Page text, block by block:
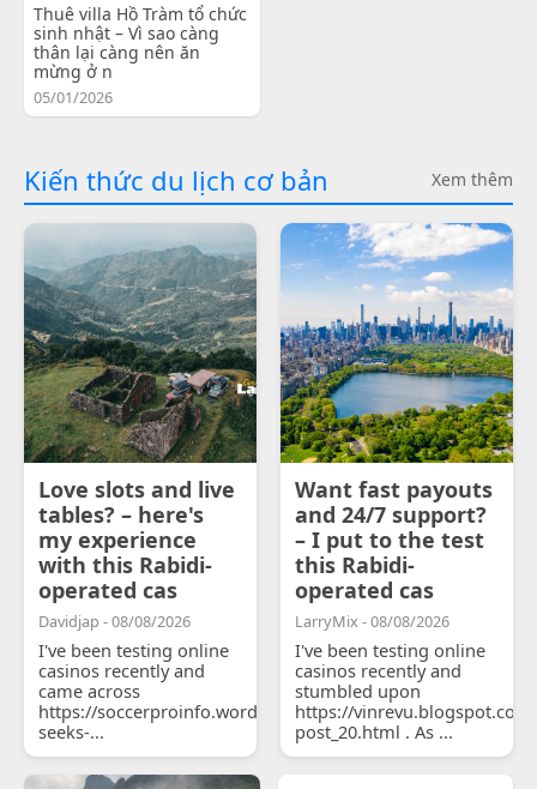
Thuê villa Hồ Tràm tổ chức
sinh nhật – Vì sao càng
thân lại càng nên ăn
mừng ở n
05/01/2026
Kiến thức du lịch cơ bản Xem thêm
Love slots and live
tables? – here's
my experience
with this Rabidi-
operated cas
Davidjap - 08/08/2026
I've been testing online
casinos recently and
came across
https://soccerproinfo.wordpress.com/2026/07/11/courtois-
seeks-...
Want fast payouts
and 24/7 support?
– I put to the test
this Rabidi-
operated cas
LarryMix - 08/08/2026
I've been testing online
casinos recently and
stumbled upon
https://
post_20.html . As ...